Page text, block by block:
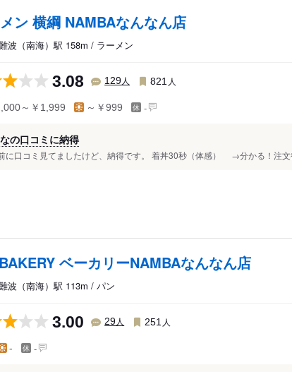
ン 横綱 NAMBAなんなん店
波（南海）駅 158m / ラーメン
3.08 129人 821 人
～￥1,999 ～￥999 -
の口コミに納得
に口コミ見てましたけど、納得です。 着丼30秒（体感） →分かる！注文
ベーカリーNAMBAなんなん店
波（南海）駅 113m / パン
3.00 29人 251 人
- -